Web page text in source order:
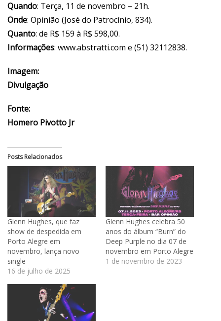
Quando: Terça, 11 de novembro – 21h.
Onde: Opinião (José do Patrocínio, 834).
Quanto: de R$ 159 à R$ 598,00.
Informações: www.abstratti.com e (51) 32112838.
Imagem:
Divulgação
Fonte:
Homero Pivotto Jr
Posts Relacionados
Glenn Hughes, que faz
show de despedida em
Porto Alegre em
novembro, lança novo
single
16 de julho de 2025
Glenn Hughes celebra 50
anos do álbum “Burn” do
Deep Purple no dia 07 de
novembro em Porto Alegre
1 de novembro de 2023